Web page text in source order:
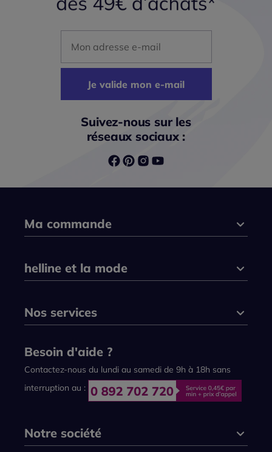
Je valide mon e-mail
Suivez-nous sur les
réseaux sociaux :
Ma commande
helline et la mode
Nos services
Besoin d'aide ?
Contactez-nous du lundi au samedi de 9h à 18h sans
interruption au :
Notre société